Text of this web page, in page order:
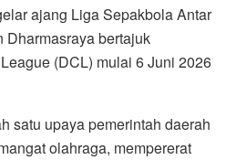
ajang Liga Sepakbola Antar
Dharmasraya bertajuk
(DCL) mulai 6 Juni 2026
satu upaya pemerintah daerah
olahraga, mempererat